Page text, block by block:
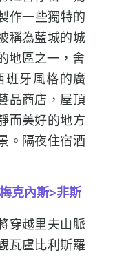
作一些獨特的
稱為藍城的城
地區之一， 舍
班牙風格的廣
品商店，屋頂
而美好的地方
。 隔夜住宿酒
克內斯>非斯
穿越里夫山脈
瓦盧比利斯羅